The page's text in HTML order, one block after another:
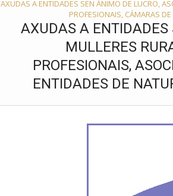
AXUDAS A ENTIDADES SEN ÁNIMO DE LUCRO,
PROFESIONAIS, CÁMARAS
AXUDAS A ENTIDADES
MULLERES
PROFESIONAIS,
ENTIDADES DE